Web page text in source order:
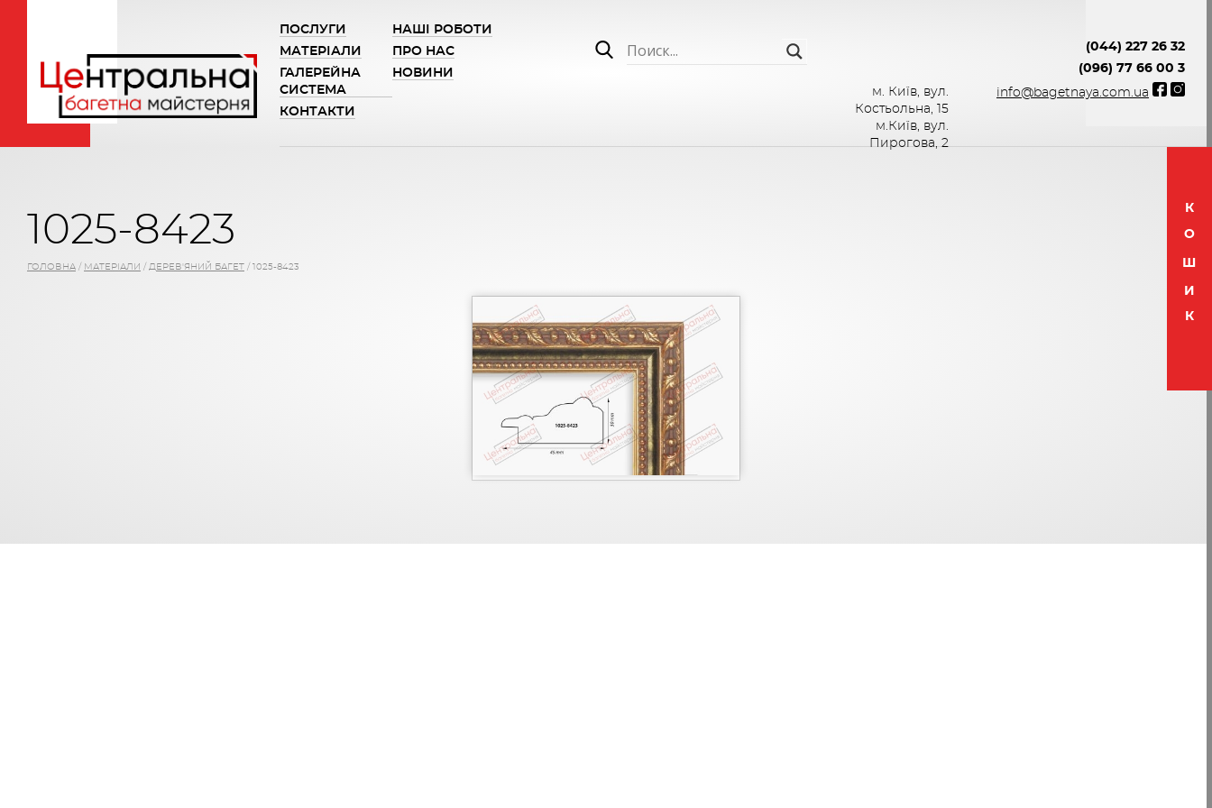
ПОСЛУГИ
НАШІ РОБОТИ
МАТЕРІАЛИ
ПРО НАС
ГАЛЕРЕЙНА
СИСТЕМА
НОВИНИ
КОНТАКТИ
м. Київ, вул.
Костьольна, 15
м.Київ, вул.
Пирогова, 2
(044) 227 26 32
(096) 77 66 00 3
info@bagetnaya.com.ua
1025-8423
ГОЛОВНА / МАТЕРІАЛИ / ДЕРЕВ'ЯНИЙ БАГЕТ / 1025-8423
К
О
Ш
И
К